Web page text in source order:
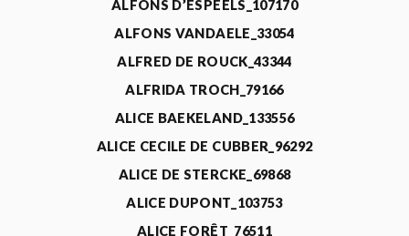
ALFONS D’ESPEELS_107170
ALFONS VANDAELE_33054
ALFRED DE ROUCK_43344
ALFRIDA TROCH_79166
ALICE BAEKELAND_133556
ALICE CECILE DE CUBBER_96292
ALICE DE STERCKE_69868
ALICE DUPONT_103753
ALICE FORÊT_76511